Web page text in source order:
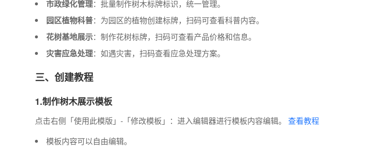
市政绿化管理：批量制作树木标牌标识，统一管理。
园区植物科普：为园区的植物创建标牌，扫码可查看科普内容。
花树基地展示：制作花树标牌，扫码可查看产品价格和信息。
灾害应急处理：如遇灾害，扫码查看应急处理方案。
三、创建教程
1.制作树木展示模板
点击右侧「使用此模版」-「修改模板」：进入编辑器进行模板内容编辑。 查看教程
模板内容可以自由编辑。